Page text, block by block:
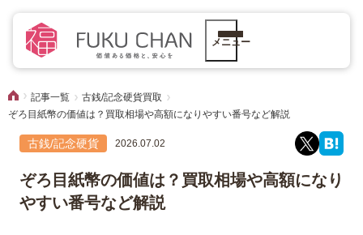
メニュー
記事一覧
古銭/記念硬貨買取
ぞろ目紙幣の価値は？買取相場や高額になりやすい番号など解説
古銭/記念硬貨 2026.07.02
ぞろ目紙幣の価値は？買取相場や高額になり
やすい番号など解説